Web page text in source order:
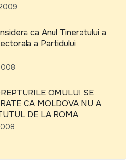
ca Anul Tineretului a
a Partidului
OMULUI SE
CA MOLDOVA NU A
DE LA ROMA